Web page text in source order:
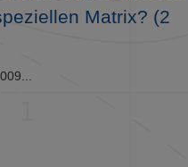
Matrix? (2